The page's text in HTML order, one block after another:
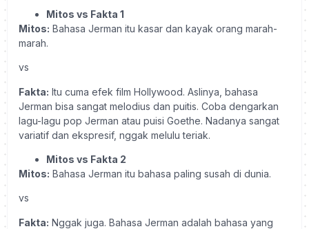
Mitos vs Fakta 1
Mitos: Bahasa Jerman itu kasar dan kayak orang marah-
marah.
vs
Fakta: Itu cuma efek film Hollywood. Aslinya, bahasa
Jerman bisa sangat melodius dan puitis. Coba dengarkan
lagu-lagu pop Jerman atau puisi Goethe. Nadanya sangat
variatif dan ekspresif, nggak melulu teriak.
Mitos vs Fakta 2
Mitos: Bahasa Jerman itu bahasa paling susah di dunia.
vs
Fakta: Nggak juga. Bahasa Jerman adalah bahasa yang